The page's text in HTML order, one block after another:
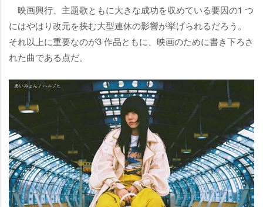
映画興行、主題歌ともに大きな成功を収めている要因の1 つ
にはやはり改元を挟む大型連休の影響が挙げられるだろう。
それ以上に重要なのが3 作品ともに、映画のために書き下ろさ
れた曲である点だ。